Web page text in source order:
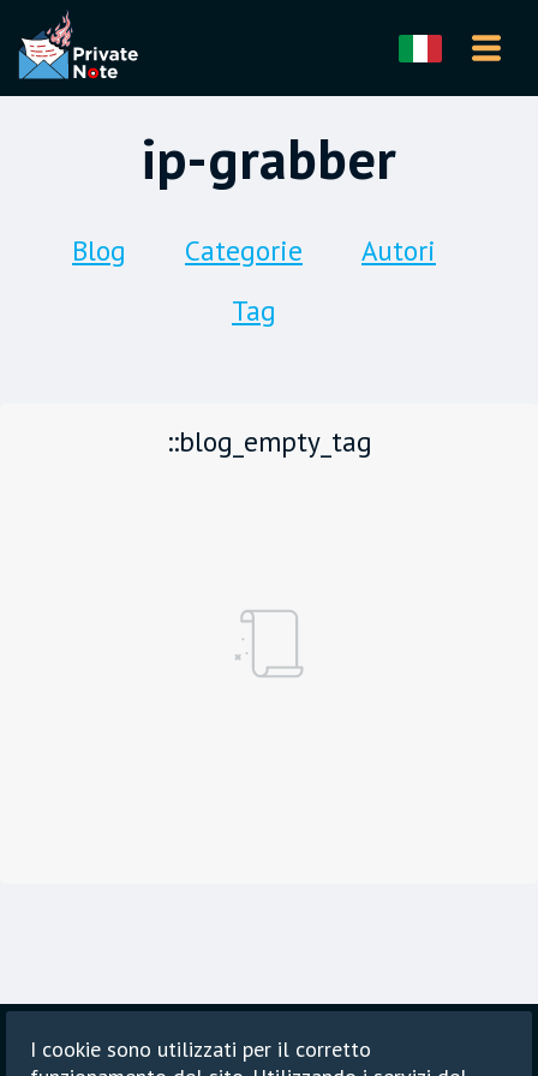
ip-grabber
Blog Categorie
Autori
Tag
Principale Blog Informativa sulla privacy
I cookie sono utilizzati per il corretto